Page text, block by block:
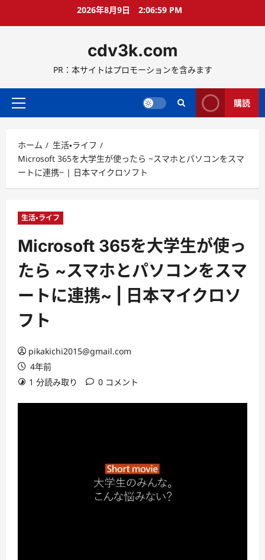
ス
ッ
2026年8月9日 2:07:00 PM
cdv3k.com
PR：本サイトはプロモーションを含みます
メ
メ
ニ
ュ
ー
購読
ホーム
生活・ライフ
Microsoft 365を大学生が使ったら ~スマホとパソコンをスマ
ートに連携~ | 日本マイクロソフト
生活・ライフ
Microsoft 365を大学生が使っ
たら ~スマホとパソコンをスマ
ートに連携~ | 日本マイクロソ
フト
pikakichi2015@gmail.com
4年前
1 分読み取り
0 コメント